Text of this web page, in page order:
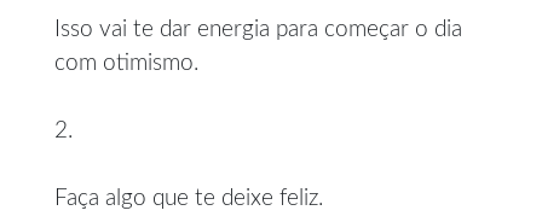
Isso vai te dar energia para começar o dia
com otimismo.
2.
Faça algo que te deixe feliz.